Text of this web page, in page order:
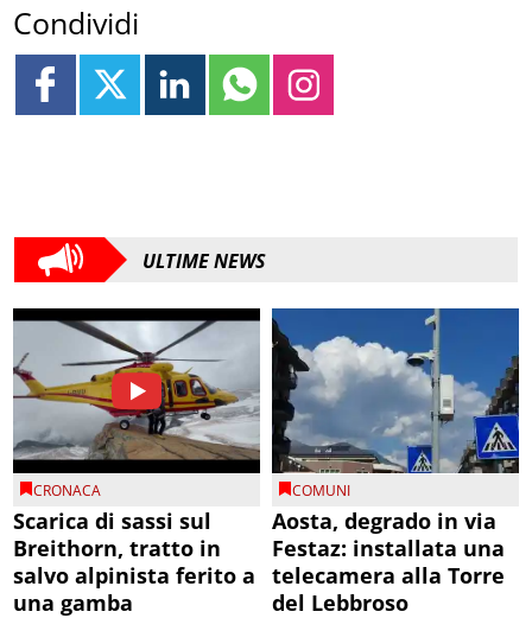
Condividi
ULTIME NEWS
CRONACA
Scarica di sassi sul
Breithorn, tratto in
salvo alpinista ferito a
una gamba
COMUNI
Aosta, degrado in via
Festaz: installata una
telecamera alla Torre
del Lebbroso